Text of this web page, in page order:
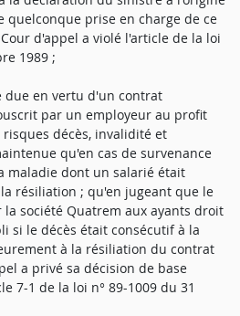
quelconque prise en charge de ce
d'appel a violé l'article de la loi
1989 ;
due en vertu d'un contrat
par un employeur au profit
décès, invalidité et
qu'en cas de survenance
maladie dont un salarié était
résiliation ; qu'en jugeant que le
société Quatrem aux ayants droit
si le décès était consécutif à la
à la résiliation du contrat
a privé sa décision de base
7-1 de la loi n° 89-1009 du 31